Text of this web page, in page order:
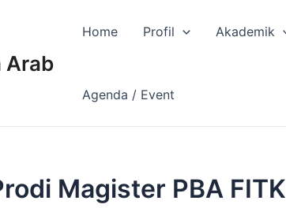
Arab
Home Profil Akademik
Agenda / Event
Magister PBA FITK